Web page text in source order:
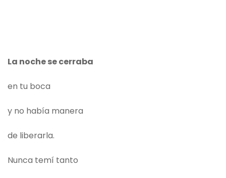
La noche se cerraba
en tu boca
y no había manera
de liberarla.
Nunca temí tanto